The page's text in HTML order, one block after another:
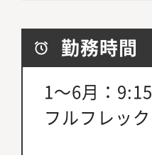
勤務時間
1～6月：
フルフレッ